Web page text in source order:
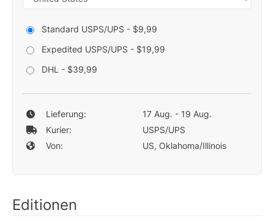
Standard USPS/UPS - $9,99
Expedited USPS/UPS - $19,99
DHL - $39,99
Lieferung:
17 Aug. - 19 Aug.
Kurier:
USPS/UPS
Von:
US, Oklahoma/Illinois
Editionen